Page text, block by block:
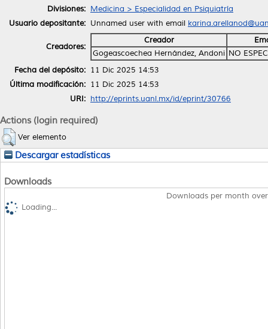
Divisiones: Medicina > Especialidad en Psiquiatría
Usuario depositante: Unnamed user with email
Creadores:
Creador
Gogeascoechea Hernández, Andoni NO
Fecha del depósito: 11 Dic 2025 14:53
Última modificación: 11 Dic 2025 14:53
URI: http://eprints.uanl.mx/id/eprint/30766
Actions (login required)
Ver elemento
Descargar estadísticas
Downloads
Downloads per month
Loading...